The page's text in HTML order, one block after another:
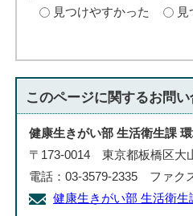
見つけやすかった
このページに関するお問
健康生きがい部 生活衛生課
〒173-0014 東京都板橋区大
電話：03-3579-2335 ファク
健康生きがい部 生活衛